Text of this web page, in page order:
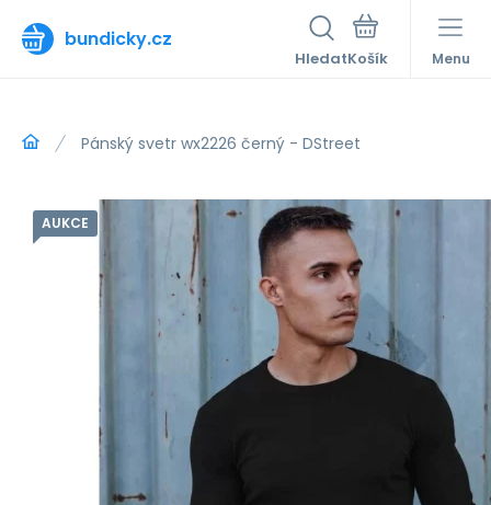
bundicky.cz
Hledat Menu
Pánský svetr wx2226 černý - DStreet
AUKCE